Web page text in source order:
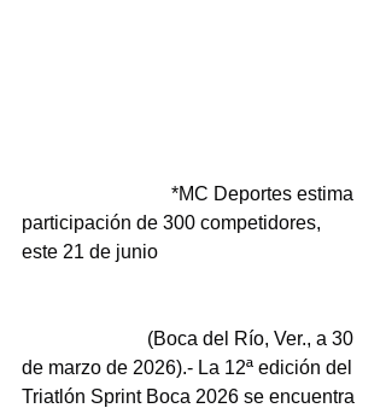
*MC Deportes estima
participación de 300 competidores,
este 21 de junio
(Boca del Río, Ver., a 30
de marzo de 2026).- La 12ª edición del
Triatlón Sprint Boca 2026 se encuentra